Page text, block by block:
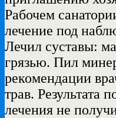
Рабочем
лечение под
Лечил суставы:
грязью. Пил
рекомендации
трав. Результата
лечения не